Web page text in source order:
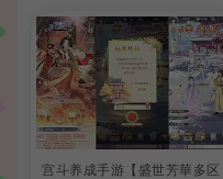
宫斗养成手游【盛世芳華多区